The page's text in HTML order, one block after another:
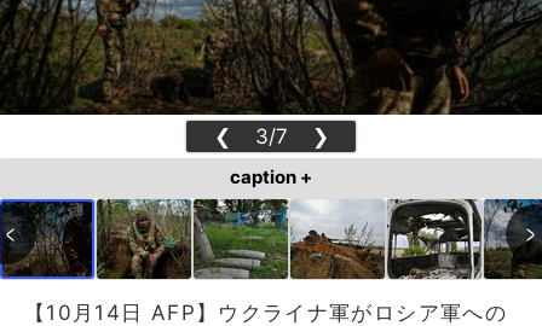
❮ 3/7 ❯
caption +
【10月14日 AFP】ウクライナ軍がロシア軍への